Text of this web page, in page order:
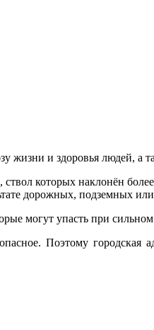
жизни и здоровья людей, а
которых наклонён
дорожных, подземных
могут упасть при сильном
Поэтому городская